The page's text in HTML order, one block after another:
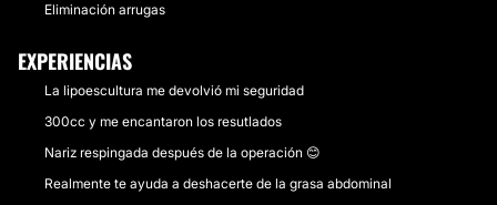
Eliminación arrugas
EXPERIENCIAS
La lipoescultura me devolvió mi seguridad
300cc y me encantaron los resutlados
Nariz respingada después de la operación 😊
Realmente te ayuda a deshacerte de la grasa abdominal